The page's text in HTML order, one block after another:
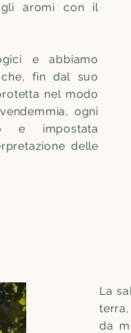
gli aromi con il
e abbiamo
fin dal suo
nel modo
ogni
e impostata
delle
La
da